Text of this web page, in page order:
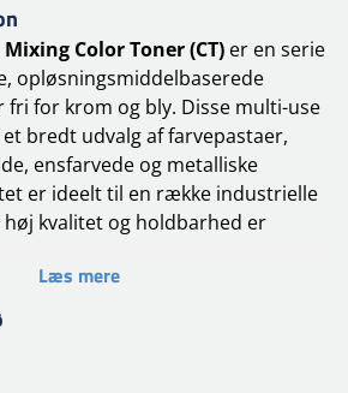
Color Toner (CT) er en serie
opløsningsmiddelbaserede
for krom og bly. Disse multi-use
bredt udvalg af farvepastaer,
ensfarvede og metalliske
er ideelt til en række industrielle
kvalitet og holdbarhed er
(VIM)er et komplet,
system, der muliggør
belægninger til
lette industrielle applikationer.
Læs mere